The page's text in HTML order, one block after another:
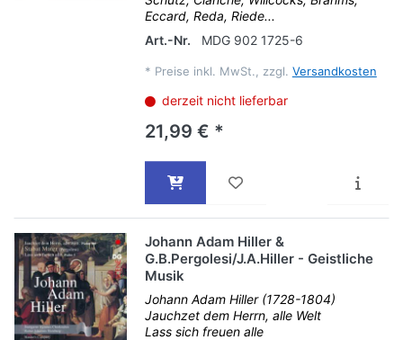
Eccard, Reda, Riede...
Art.-Nr.
MDG 902 1725-6
* Preise inkl. MwSt., zzgl. Versandkosten
derzeit nicht lieferbar
21,99 € *
Johann Adam Hiller &
G.B.Pergolesi/J.A.Hiller - Geistliche
Musik
Johann Adam Hiller (1728-1804)
Jauchzet dem Herrn, alle Welt
Lass sich freuen alle